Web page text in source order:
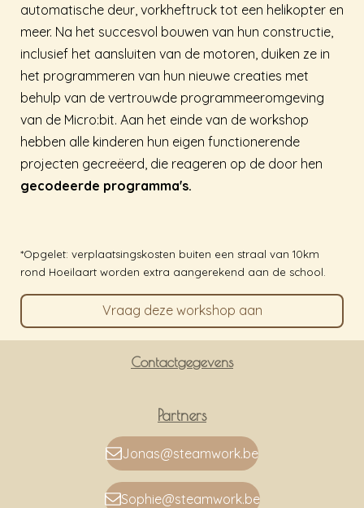
automatische deur, vorkheftruck tot een helikopter en
meer. Na het succesvol bouwen van hun constructie,
inclusief het aansluiten van de motoren, duiken ze in
het programmeren van hun nieuwe creaties met
behulp van de vertrouwde programmeeromgeving
van de Micro:bit. Aan het einde van de workshop
hebben alle kinderen hun eigen functionerende
projecten gecreëerd, die reageren op de door hen
gecodeerde programma's.
*Opgelet: verplaatsingskosten buiten een straal van 10km
rond Hoeilaart worden extra aangerekend aan de school.
Vraag deze workshop aan
Contactgegevens
Partners
Jonas@steamwork.be
Sophie@steamwork.be